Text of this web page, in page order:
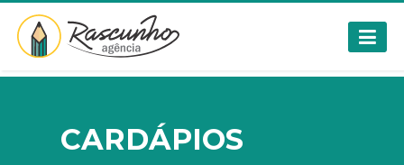
CARDÁPIOS